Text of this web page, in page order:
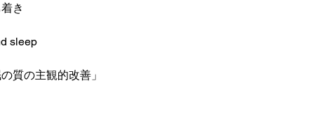
き
sleep
の主観的改善」